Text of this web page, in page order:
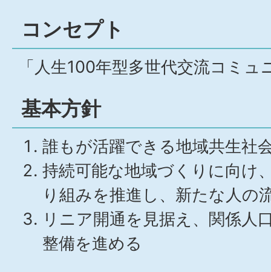
コンセプト
「人生100年型多世代交流コミュ
基本方針
誰もが活躍できる地域共生社
持続可能な地域づくりに向け
り組みを推進し、新たな人の
リニア開通を見据え、関係人
整備を進める